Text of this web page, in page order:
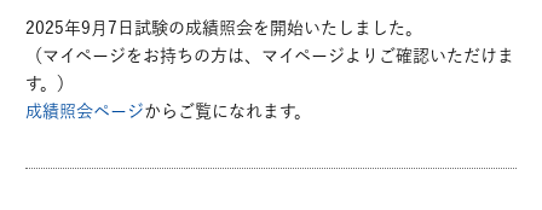
2025年9月7日試験の成績照会を開始いたしました。
（マイページをお持ちの方は、マイページよりご確認いただけま
す。）
成績照会ページからご覧になれます。